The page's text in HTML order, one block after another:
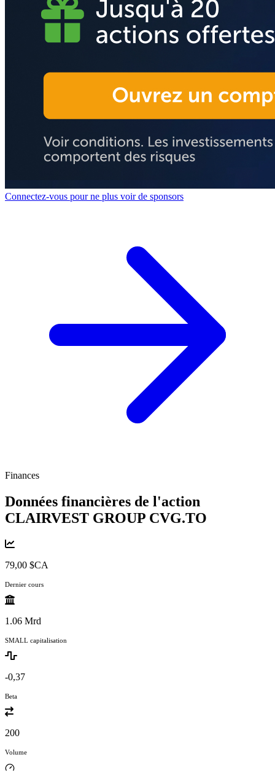
Connectez-vous pour ne plus voir de sponsors
Finances
Données financières de l'action
CLAIRVEST GROUP CVG.TO
79,00 $CA
Dernier cours
1.06 Mrd
SMALL capitalisation
-0,37
Beta
200
Volume